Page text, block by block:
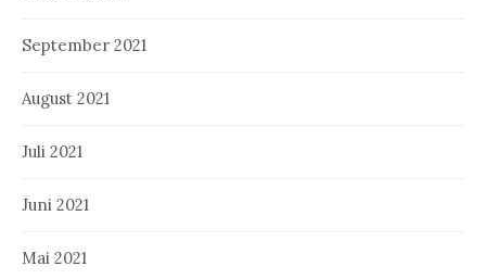
September 2021
August 2021
Juli 2021
Juni 2021
Mai 2021